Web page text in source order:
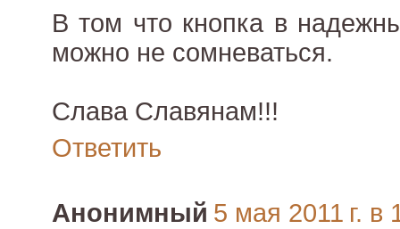
В том что кнопка в
можно не сомневаться.
Слава Славянам!!!
Ответить
Анонимный 5 мая 2011 г. в